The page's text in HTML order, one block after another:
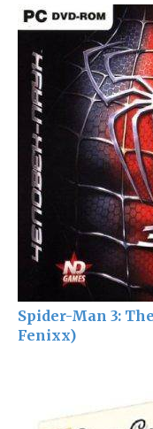
Spider-Man 3:
Fenixx)